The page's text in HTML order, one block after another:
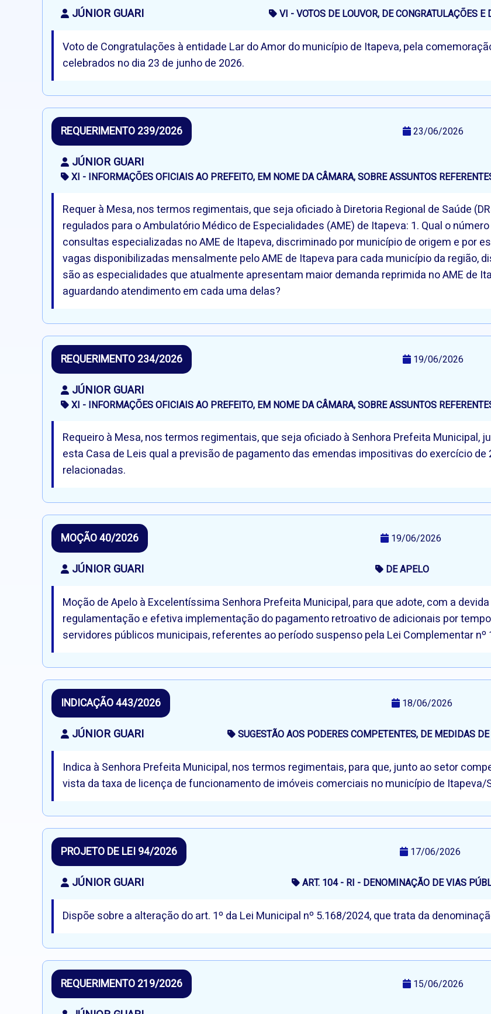
JÚNIOR GUARI VI - VOTOS DE LOUVOR, DE CONGRATULAÇÕES E
Voto de Congratulações à entidade Lar do Amor do município de Itapeva, pela
celebrados no dia 23 de junho de 2026.
REQUERIMENTO 239/2026 23/06/2026
JÚNIOR GUARI
XI - INFORMAÇÕES OFICIAIS AO PREFEITO, EM NOME DA CÂMARA, SOBRE ASSUNTOS
Requer à Mesa, nos termos regimentais, que seja oficiado à Diretoria Regional de Saúde
regulados para o Ambulatório Médico de Especialidades (AME) de Itapeva: 1. Qual o
consultas especializadas no AME de Itapeva, discriminado por município de origem e por
vagas disponibilizadas mensalmente pelo AME de Itapeva para cada município da região,
são as especialidades que atualmente apresentam maior demanda reprimida no AME de
aguardando atendimento em cada uma delas?
REQUERIMENTO 234/2026 19/06/2026
JÚNIOR GUARI
XI - INFORMAÇÕES OFICIAIS AO PREFEITO, EM NOME DA CÂMARA, SOBRE ASSUNTOS
Requeiro à Mesa, nos termos regimentais, que seja oficiado à Senhora Prefeita Municipal,
esta Casa de Leis qual a previsão de pagamento das emendas impositivas do exercício de
relacionadas.
MOÇÃO 40/2026 19/06/2026
JÚNIOR GUARI DE APELO
Moção de Apelo à Excelentíssima Senhora Prefeita Municipal, para que adote, com a
regulamentação e efetiva implementação do pagamento retroativo de adicionais por
servidores públicos municipais, referentes ao período suspenso pela Lei Complementar nº
INDICAÇÃO 443/2026 18/06/2026
JÚNIOR GUARI SUGESTÃO AOS PODERES COMPETENTES, DE MEDIDAS
Indica à Senhora Prefeita Municipal, nos termos regimentais, para que, junto ao setor
vista da taxa de licença de funcionamento de imóveis comerciais no município de Itapeva/
PROJETO DE LEI 94/2026 17/06/2026
JÚNIOR GUARI ART. 104 - RI - DENOMINAÇÃO DE VIAS
Dispõe sobre a alteração do art. 1º da Lei Municipal nº 5.168/2024, que trata da
REQUERIMENTO 219/2026 15/06/2026